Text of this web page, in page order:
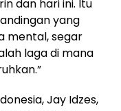
dan hari ini. Itu
yang
mental, segar
laga di mana
Jay Idzes,